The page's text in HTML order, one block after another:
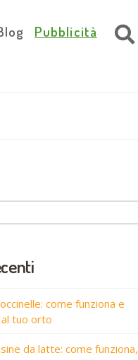
Pubblicità
come funziona e
tuo orto
da latte: come funziona,